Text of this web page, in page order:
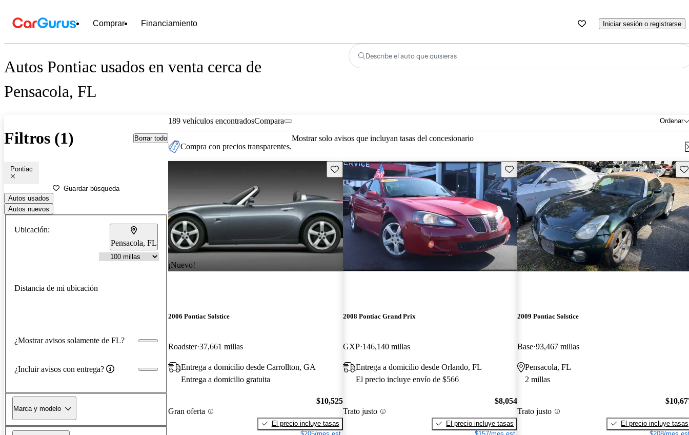
Comprar Financiamiento Iniciar sesión o registrarse
Autos Pontiac usados en venta cerca de
Pensacola, FL
Describe el auto que quisieras
Filtros (1) Borrar todo
Pontiac
Guardar búsqueda
Autos usados
Autos nuevos
Ubicación:
Pensacola, FL
Distancia de mi ubicación
¿Mostrar avisos solamente de FL?
¿Incluir avisos con entrega?
Marca y modelo
189 vehículos encontrados Ordenar
Compara
Compra con precios transparentes.
Mostrar solo avisos que incluyan tasas del concesionario
¡Nuevo!
Guarda este Aviso
2006 Pontiac Solstice
Roadster 37,661 millas
Entrega a domicilio desde Carrollton, GA
Entrega a domicilio gratuita
Gran oferta
$10,525
El precio incluye tasas
Guarda este Aviso
2008 Pontiac Grand Prix
GXP 146,140 millas
Entrega a domicilio desde Orlando, FL
El precio incluye envío de $566
Trato justo
$8,054
El precio incluye tasas
2009 Pontiac Solstice
Base 93,467 millas
Pensacola, FL
2 millas
Trato justo
El precio incluye tasas